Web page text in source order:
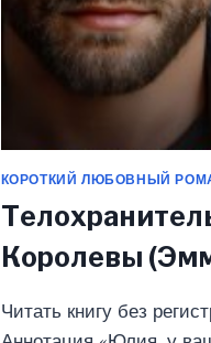
(ЭММА
РАЙЦ)
КОРОТКИЙ ЛЮБОВНЫЙ
Королевы
Читать книгу без